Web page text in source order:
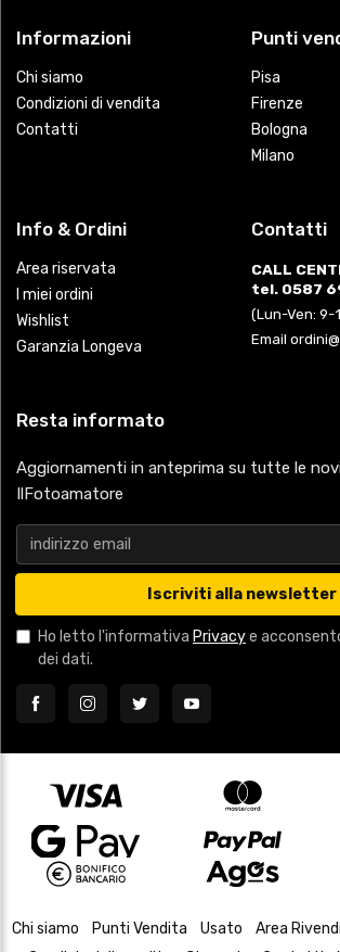
Informazioni
Chi siamo
Condizioni di vendita
Contatti
Punti
Pisa
Firenze
Bologna
Milano
Info & Ordini
Area riservata
I miei ordini
Wishlist
Garanzia Longeva
Contatti
CALL
tel. 0587
(Lun-Ven: 9-
Email
Resta informato
Aggiornamenti in anteprima su tutte le
IlFotoamatore
Iscriviti alla newsletter
Ho letto l'informativa Privacye
dei dati.
Chi siamo Punti Vendita Usato Area